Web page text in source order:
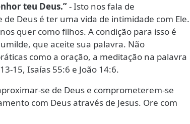
teu Deus.”- Isto nos fala de
de Deus é ter uma vida de intimidade com Ele.
quer como filhos. A condição para isso é
que aceite sua palavra. Não
como a oração, a meditação na palavra
15, Isaías 55:6 e João 14:6.
se de Deus e comprometerem-se
com Deus através de Jesus. Ore com